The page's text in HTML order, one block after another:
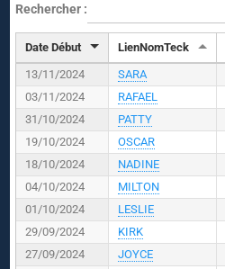
Rechercher :
Date Début LienNomTeck
13/11/2024
SARA
03/11/2024
RAFAEL
31/10/2024
PATTY
19/10/2024
OSCAR
18/10/2024
NADINE
04/10/2024
MILTON
01/10/2024
LESLIE
29/09/2024
KIRK
27/09/2024
JOYCE